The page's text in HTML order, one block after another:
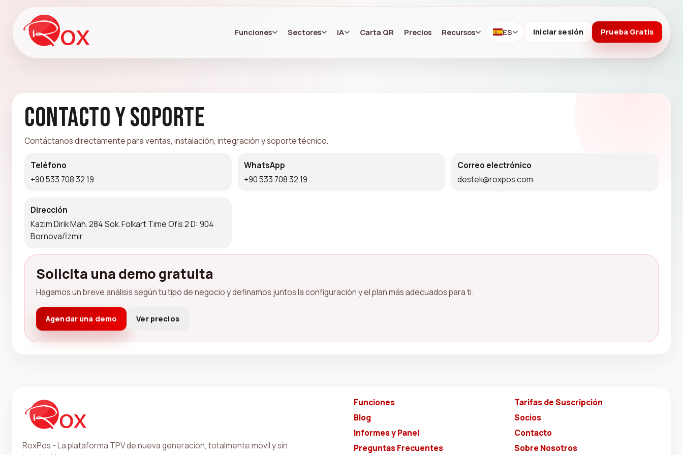
Funciones Sectores IA Carta QR Precios Recursos ES Iniciar sesión Prueba Gratis
Contacto y soporte
Contáctanos directamente para ventas, instalación, integración y soporte técnico.
Teléfono
+90 533 708 32 19
WhatsApp
+90 533 708 32 19
Correo electrónico
destek@roxpos.com
Dirección
Kazım Dirik Mah. 284 Sok. Folkart Time Ofis 2 D: 904
Bornova/İzmir
Solicita una demo gratuita
Hagamos un breve análisis según tu tipo de negocio y definamos juntos la configuración y el plan más adecuados para ti.
Agendar una demo Ver precios
RoxPos - La plataforma TPV de nueva generación, totalmente móvil y sin
Funciones
Blog
Informes y Panel
Preguntas Frecuentes
Tarifas de Suscripción
Socios
Contacto
Sobre Nosotros